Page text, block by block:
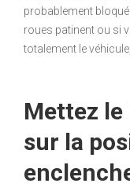
probablement
roues patinent ou si
totalement le
Mettez le
sur la